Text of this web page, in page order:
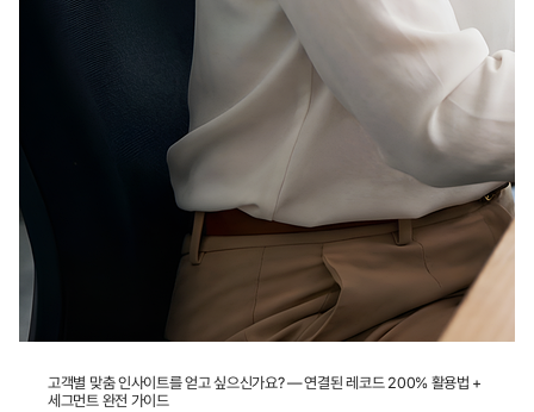
고객별 맞춤 인사이트를 얻고 싶으신가요? — 연결된 레코드 200% 활용법 +
세그먼트 완전 가이드